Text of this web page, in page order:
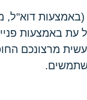
עת באמצעות
מרצונכם